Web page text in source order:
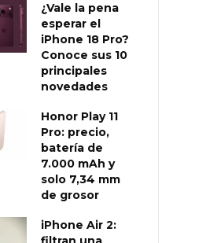
¿Vale la pena
esperar el
iPhone 18 Pro?
Conoce sus 10
principales
novedades
Honor Play 11
Pro: precio,
batería de
7.000 mAh y
solo 7,34 mm
de grosor
iPhone Air 2: